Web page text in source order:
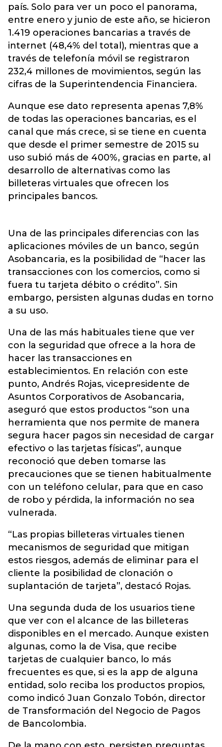
país. Solo para ver un poco el panorama,
entre enero y junio de este año, se hicieron
1.419 operaciones bancarias a través de
internet (48,4% del total), mientras que a
través de telefonía móvil se registraron
232,4 millones de movimientos, según las
cifras de la Superintendencia Financiera.
Aunque ese dato representa apenas 7,8%
de todas las operaciones bancarias, es el
canal que más crece, si se tiene en cuenta
que desde el primer semestre de 2015 su
uso subió más de 400%, gracias en parte, al
desarrollo de alternativas como las
billeteras virtuales que ofrecen los
principales bancos.
Una de las principales diferencias con las
aplicaciones móviles de un banco, según
Asobancaria, es la posibilidad de “hacer las
transacciones con los comercios, como si
fuera tu tarjeta débito o crédito”. Sin
embargo, persisten algunas dudas en torno
a su uso.
Una de las más habituales tiene que ver
con la seguridad que ofrece a la hora de
hacer las transacciones en
establecimientos. En relación con este
punto, Andrés Rojas, vicepresidente de
Asuntos Corporativos de Asobancaria,
aseguró que estos productos “son una
herramienta que nos permite de manera
segura hacer pagos sin necesidad de cargar
efectivo o las tarjetas físicas”, aunque
reconoció que deben tomarse las
precauciones que se tienen habitualmente
con un teléfono celular, para que en caso
de robo y pérdida, la información no sea
vulnerada.
“Las propias billeteras virtuales tienen
mecanismos de seguridad que mitigan
estos riesgos, además de eliminar para el
cliente la posibilidad de clonación o
suplantación de tarjeta”, destacó Rojas.
Una segunda duda de los usuarios tiene
que ver con el alcance de las billeteras
disponibles en el mercado. Aunque existen
algunas, como la de Visa, que recibe
tarjetas de cualquier banco, lo más
frecuentes es que, si es la app de alguna
entidad, solo reciba los productos propios,
como indicó Juan Gonzalo Tobón, director
de Transformación del Negocio de Pagos
de Bancolombia.